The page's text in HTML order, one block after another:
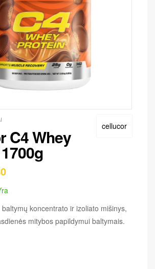
cellucor
C4 Whey
koncentrato ir izoliato mišinys,
mitybos papildymui baltymais.